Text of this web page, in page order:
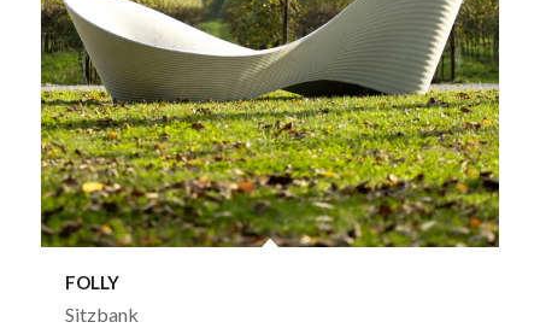
FOLLY
Sitzbank